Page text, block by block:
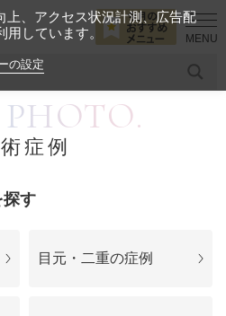
ヒアルロン酸 リジュランアイ
替わりのおすすめのメニュー
スキンクリニックが
ジワ解消
症例
探す
目元・二重の症例
上、アクセス状況計測、広告配
しています。
の設定